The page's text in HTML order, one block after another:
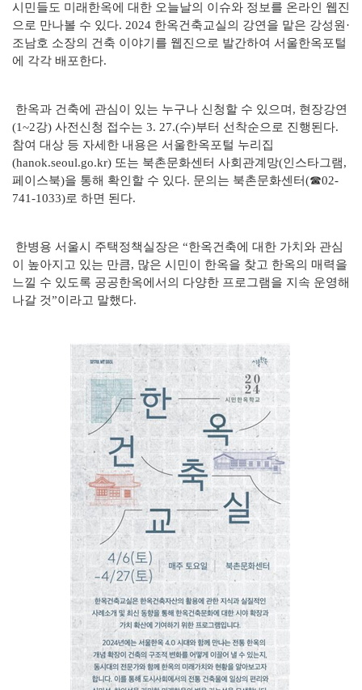
시민들도 미래한옥에 대한 오늘날의 이슈와 정보를 온라인 웹진
으로 만나볼 수 있다. 2024 한옥건축교실의 강연을 맡은 강성원·
조남호 소장의 건축 이야기를 웹진으로 발간하여 서울한옥포털
에 각각 배포한다.
한옥과 건축에 관심이 있는 누구나 신청할 수 있으며, 현장강연
(1~2강) 사전신청 접수는 3. 27.(수)부터 선착순으로 진행된다.
참여 대상 등 자세한 내용은 서울한옥포털 누리집
(hanok.seoul.go.kr) 또는 북촌문화센터 사회관계망(인스타그램,
페이스북)을 통해 확인할 수 있다. 문의는 북촌문화센터(☎02-
741-1033)로 하면 된다.
한병용 서울시 주택정책실장은 “한옥건축에 대한 가치와 관심
이 높아지고 있는 만큼, 많은 시민이 한옥을 찾고 한옥의 매력을
느낄 수 있도록 공공한옥에서의 다양한 프로그램을 지속 운영해
나갈 것”이라고 말했다.